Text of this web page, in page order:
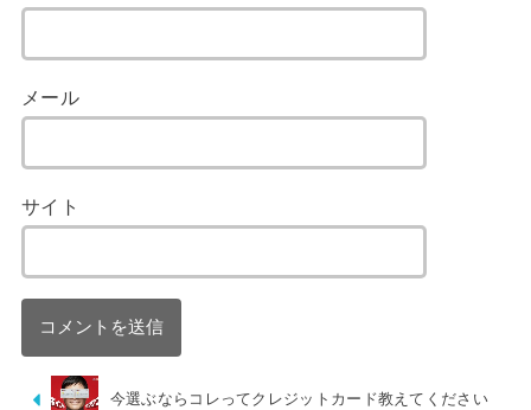
メール
サイト
今選ぶならコレってクレジットカード教えてください